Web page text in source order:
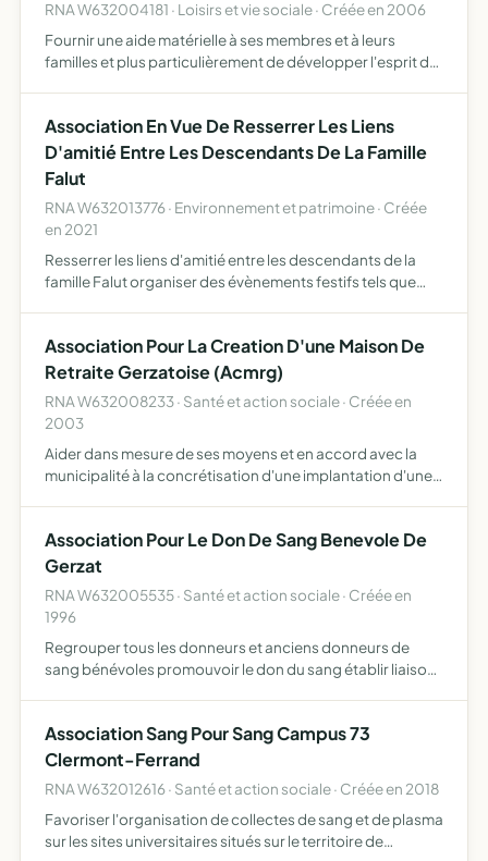
RNA W632004181 · Loisirs et vie sociale · Créée en 2006
Fournir une aide matérielle à ses membres et à leurs
familles et plus particulièrement de développer l'esprit de
Association En Vue De Resserrer Les Liens
D'amitié Entre Les Descendants De La Famille
Falut
RNA W632013776 · Environnement et patrimoine · Créée
en 2021
Resserrer les liens d'amitié entre les descendants de la
famille Falut organiser des évènements festifs tels que
Association Pour La Creation D'une Maison De
Retraite Gerzatoise (Acmrg)
RNA W632008233 · Santé et action sociale · Créée en
2003
Aider dans mesure de ses moyens et en accord avec la
municipalité à la concrétisation d'une implantation d'une
Association Pour Le Don De Sang Benevole De
Gerzat
RNA W632005535 · Santé et action sociale · Créée en
1996
Regrouper tous les donneurs et anciens donneurs de
sang bénévoles promouvoir le don du sang établir liaison
Association Sang Pour Sang Campus 73
Clermont-Ferrand
RNA W632012616 · Santé et action sociale · Créée en 2018
Favoriser l'organisation de collectes de sang et de plasma
sur les sites universitaires situés sur le territoire de